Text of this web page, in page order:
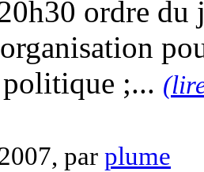
ordre
;...
par plume